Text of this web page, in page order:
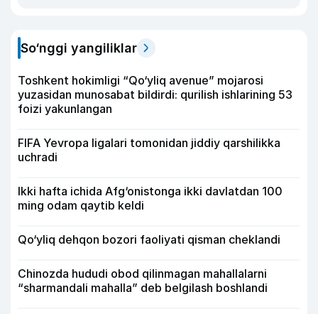
So‘nggi yangiliklar
Toshkent hokimligi “Qo‘yliq avenue” mojarosi
yuzasidan munosabat bildirdi: qurilish ishlarining 53
foizi yakunlangan
FIFA Yevropa ligalari tomonidan jiddiy qarshilikka
uchradi
Ikki hafta ichida Afg‘onistonga ikki davlatdan 100
ming odam qaytib keldi
Qo‘yliq dehqon bozori faoliyati qisman cheklandi
Chinozda hududi obod qilinmagan mahallalarni
“sharmandali mahalla” deb belgilash boshlandi